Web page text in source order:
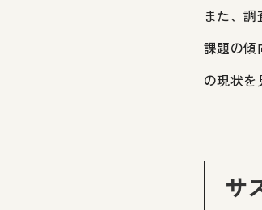
また、
課題の傾
の現状を
サ